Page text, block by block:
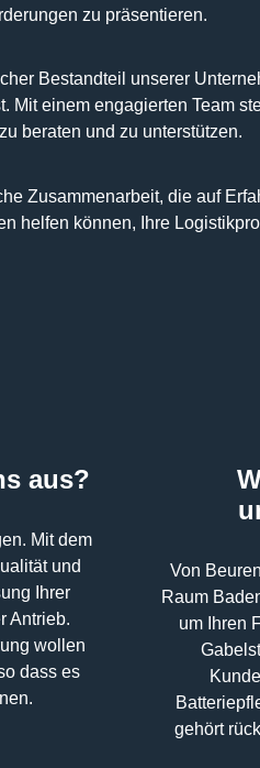
zu präsentieren.
Bestandteil unserer
einem engagierten Team
beraten und zu unterstützen.
Zusammenarbeit, die auf
helfen können, Ihre
aus?
Mit dem
und
Ihrer
Antrieb.
wollen
dass es
Von
Raum
um Ihren
gehört